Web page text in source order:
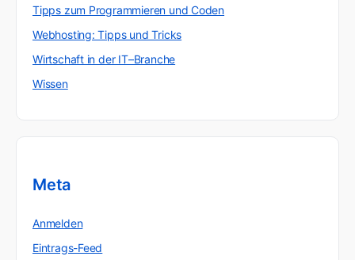
Tipps zum Programmieren und Coden
Webhosting: Tipps und Tricks
Wirtschaft in der IT–Branche
Wissen
Meta
Anmelden
Eintrags-Feed